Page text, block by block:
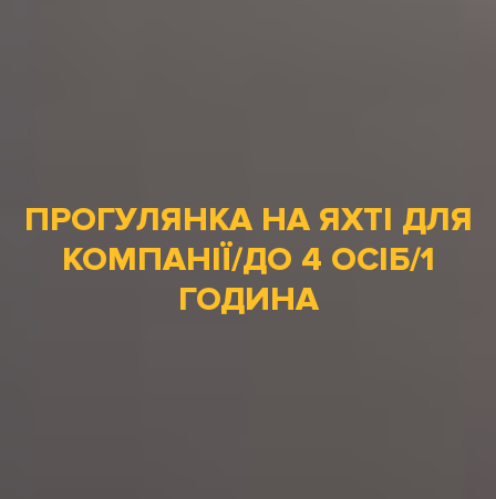
ПРОГУЛЯНКА НА ЯХТІ ДЛЯ
КОМПАНІЇ/ДО 4 ОСІБ/1
ГОДИНА